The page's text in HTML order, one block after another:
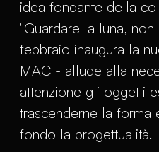
idea fondante della
"Guardare la luna,
febbraio inaugura la
MAC - allude alla
attenzione gli oggetti
trascenderne la forma
fondo la progettualità.